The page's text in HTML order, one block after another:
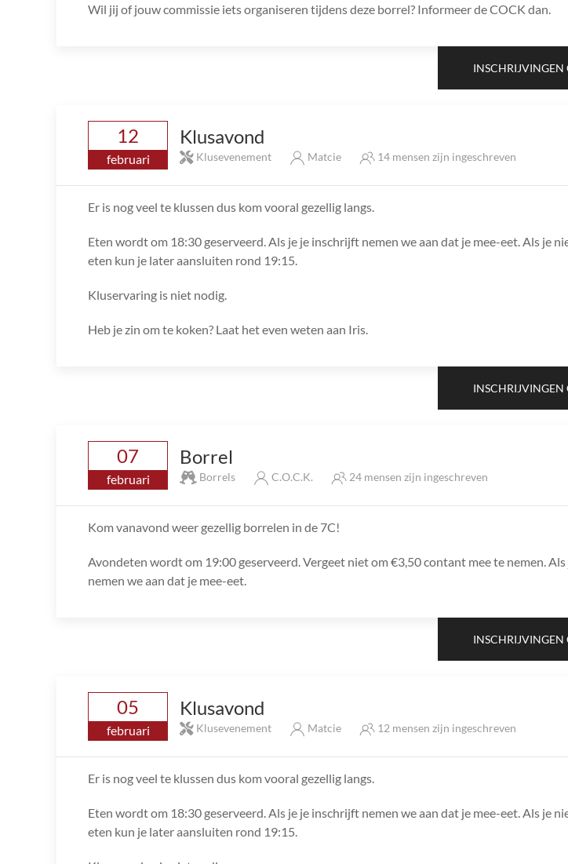
Wil jij of jouw commissie iets organiseren tijdens deze borrel? Informeer de COCK dan.
INSCHRIJVINGEN
12
februari
Klusavond
Klusevenement Matcie 14 mensen zijn ingeschreven
Er is nog veel te klussen dus kom vooral gezellig langs.
Eten wordt om 18:30 geserveerd. Als je je inschrijft nemen we aan dat je mee-eet. Als je
eten kun je later aansluiten rond 19:15.
Kluservaring is niet nodig.
Heb je zin om te koken? Laat het even weten aan Iris.
INSCHRIJVINGEN
07
februari
Borrel
Borrels C.O.C.K. 24 mensen zijn ingeschreven
Kom vanavond weer gezellig borrelen in de 7C!
Avondeten wordt om 19:00 geserveerd. Vergeet niet om €3,50 contant mee te nemen.
nemen we aan dat je mee-eet.
INSCHRIJVINGEN
05
februari
Klusavond
Klusevenement Matcie 12 mensen zijn ingeschreven
Er is nog veel te klussen dus kom vooral gezellig langs.
Eten wordt om 18:30 geserveerd. Als je je inschrijft nemen we aan dat je mee-eet. Als je
eten kun je later aansluiten rond 19:15.